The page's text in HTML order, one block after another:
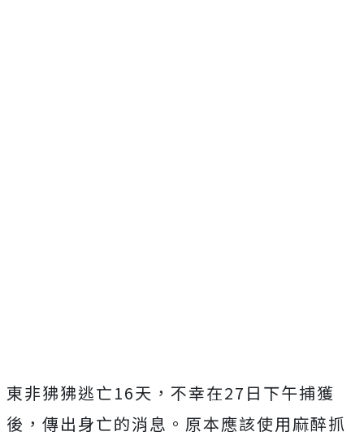
東非狒狒逃亡16天，不幸在27日 下午捕獲
後，傳出身亡的消息。原本應該使用麻醉抓